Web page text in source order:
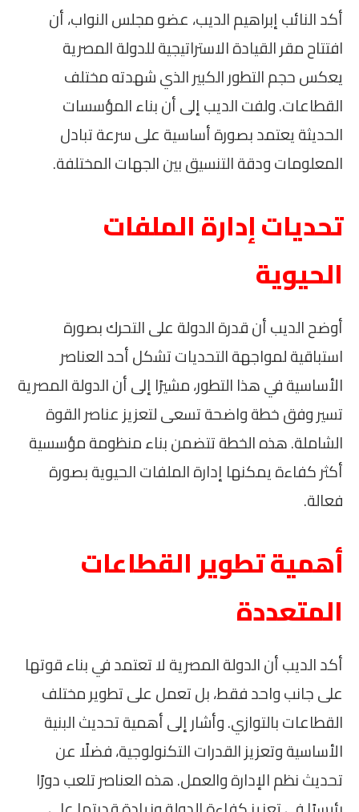
أكد النائب إبراهيم الديب، عضو مجلس النواب، أن
افتتاح مقر القيادة الاستراتيجية للدولة المصرية
يعكس حجم التطور الكبير الذي شهدته مختلف
القطاعات. ولفت الديب إلى أن بناء المؤسسات
الحديثة يعتمد بصورة أساسية على سرعة تبادل
المعلومات ودقة التنسيق بين الجهات المختلفة.
تحديات إدارة الملفات
الحيوية
أوضح الديب أن قدرة الدولة على التحرك بصورة
استباقية لمواجهة التحديات تشكل أحد العناصر
الأساسية في هذا التطور، مشيرًا إلى أن الدولة المصرية
تسير وفق خطة واضحة تسعى لتعزيز عناصر القوة
الشاملة. هذه الخطة تتضمن بناء منظومة مؤسسية
أكثر كفاءة يمكنها إدارة الملفات الحيوية بصورة
فعالة.
أهمية تطوير القطاعات
المتعددة
أكد الديب أن الدولة المصرية لا تعتمد في بناء قوتها
على جانب واحد فقط، بل تعمل على تطوير مختلف
القطاعات بالتوازي. وأشار إلى أهمية تحديث البنية
الأساسية وتعزيز القدرات التكنولوجية، فضلًا عن
تحديث نظم الإدارة والعمل. هذه العناصر تلعب دورًا